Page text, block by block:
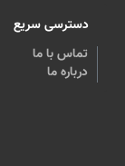
دسترسی سریع
تماس با ما
درباره ما